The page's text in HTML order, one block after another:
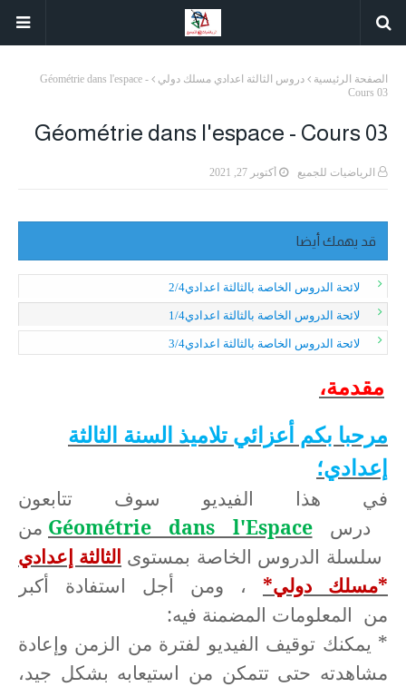
الصفحة الرئيسية دروس الثالثة اعدادي مسلك دولي
Géométrie dans l'espace -
Cours 03
Géométrie dans l'espace - Cours 03
الرياضيات للجميع أكتوبر 27, 2021
قد يهمك أيضا
لائحة الدروس الخاصة بالثالثة اعدادي2/4
لائحة الدروس الخاصة بالثالثة اعدادي1/4
لائحة الدروس الخاصة بالثالثة اعدادي3/4
مقدمة،
مرحبا بكم أعزائي تلاميذ السنة الثالثة
إعدادي؛
في هذا الفيديو سوف تتابعون
درسGéométrie dans l'Espace من
سلسلة الدروس الخاصة بمستوى الثالثة إعدادي
*مسلك دولي*
، ومن أجل استفادة أكبر
من المعلومات المضمنة فيه:
* يمكنك توقيف الفيديو لفترة من الزمن وإعادة
مشاهدته حتى تتمكن من استيعابه بشكل جيد،